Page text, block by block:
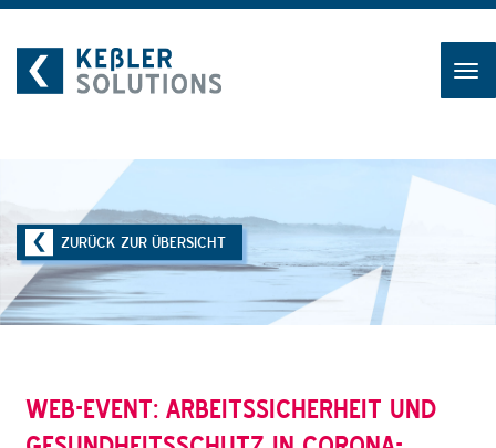
ZURÜCK ZUR ÜBERSICHT
WEB-EVENT: ARBEITSSICHERHEIT UND